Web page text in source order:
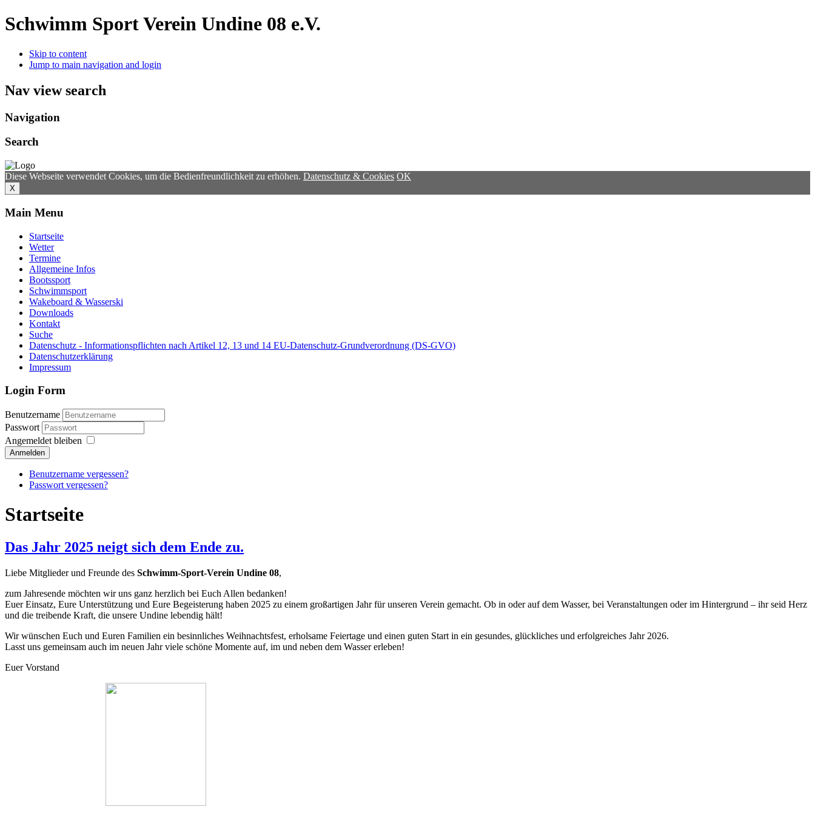
Schwimm Sport Verein Undine 08 e.V.
Skip to content
Jump to main navigation and login
Nav view search
Navigation
Search
Diese Webseite verwendet Cookies, um die Bedienfreundlichkeit zu erhöhen. Datenschutz & Cookies OK
X
Main Menu
Startseite
Wetter
Termine
Allgemeine Infos
Bootssport
Schwimmsport
Wakeboard & Wasserski
Downloads
Kontakt
Suche
Datenschutz - Informationspflichten nach Artikel 12, 13 und 14 EU-Datenschutz-Grundverordnung (DS-GVO)
Datenschutzerklärung
Impressum
Login Form
Benutzername
Passwort
Angemeldet bleiben
Anmelden
Benutzername vergessen?
Passwort vergessen?
Startseite
Das Jahr 2025 neigt sich dem Ende zu.
Liebe Mitglieder und Freunde des Schwimm-Sport-Verein Undine 08,
zum Jahresende möchten wir uns ganz herzlich bei Euch Allen bedanken!
Euer Einsatz, Eure Unterstützung und Eure Begeisterung haben 2025 zu einem großartigen Jahr für unseren Verein gemacht. Ob in oder auf dem Wasser, bei Veranstaltungen oder im Hintergrund – ihr seid Herz
und die treibende Kraft, die unsere Undine lebendig hält!
Wir wünschen Euch und Euren Familien ein besinnliches Weihnachtsfest, erholsame Feiertage und einen guten Start in ein gesundes, glückliches und erfolgreiches Jahr 2026.
Lasst uns gemeinsam auch im neuen Jahr viele schöne Momente auf, im und neben dem Wasser erleben!
Euer Vorstand